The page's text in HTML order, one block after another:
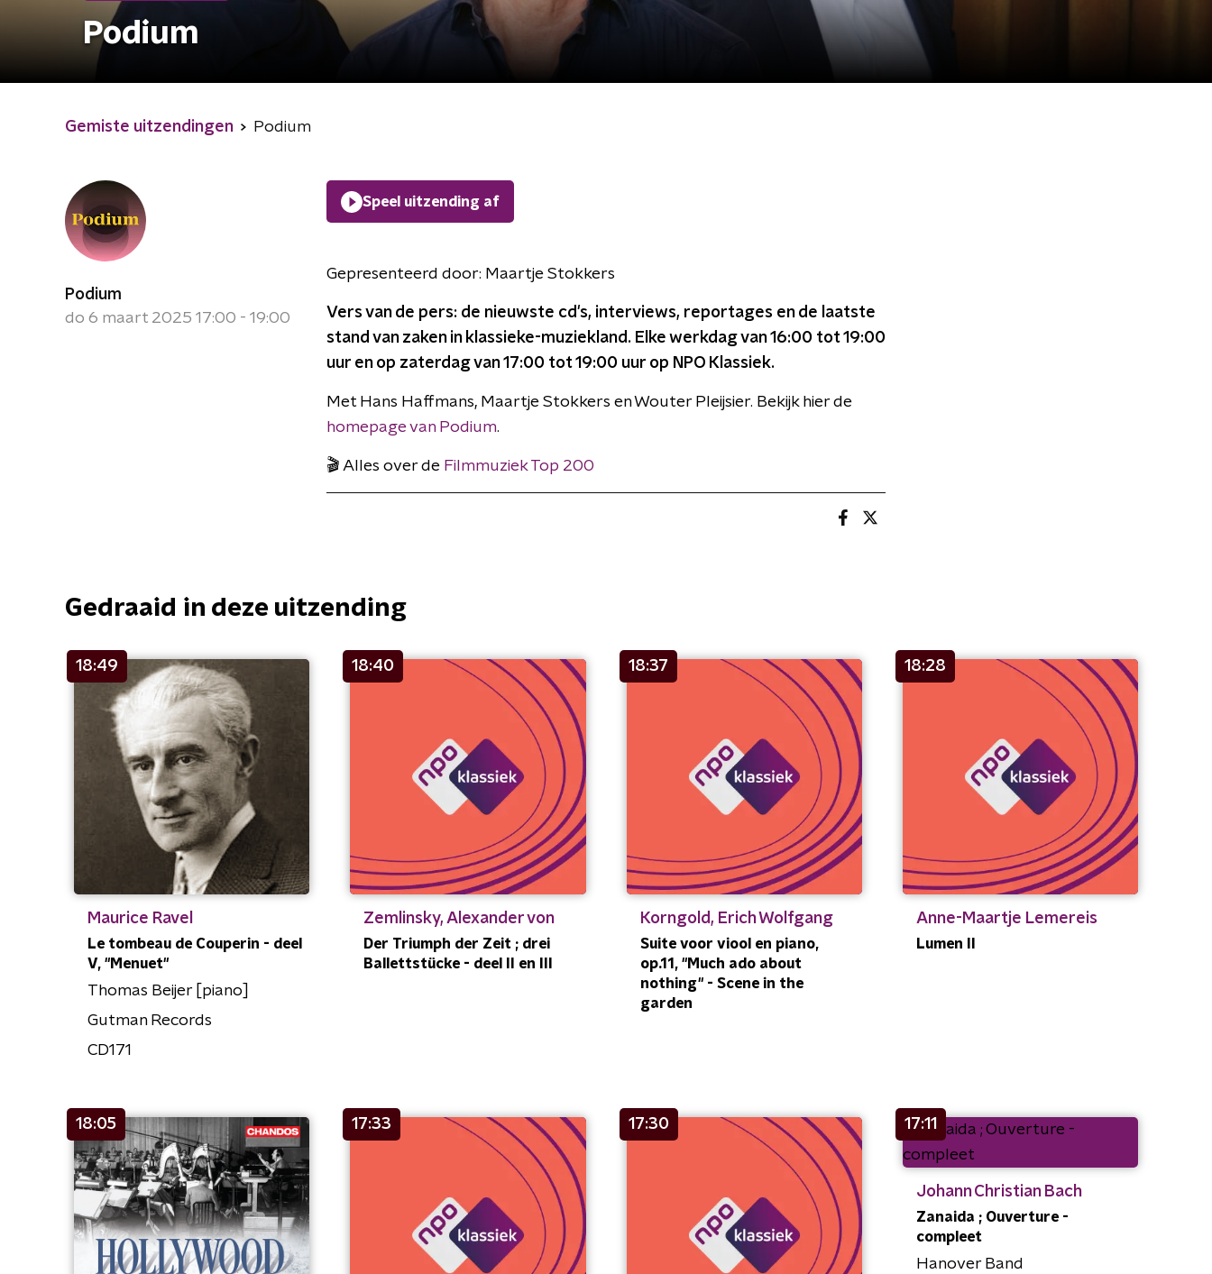
Podium
Gemiste uitzendingen Podium
Podium
do 6 maart 2025 17:00 - 19:00
Speel uitzending af
Gepresenteerd door: Maartje Stokkers
Vers van de pers: de nieuwste cd's, interviews, reportages en de laatste
stand van zaken in klassieke-muziekland. Elke werkdag van 16:00 tot 19:00
uur en op zaterdag van 17:00 tot 19:00 uur op NPO Klassiek.
Met Hans Haffmans, Maartje Stokkers en Wouter Pleijsier. Bekijk hier de
homepage van Podium.
🎬 Alles over de Filmmuziek Top 200
Gedraaid in deze uitzending
18:49
Maurice Ravel
Le tombeau de Couperin - deel
V, "Menuet"
Thomas Beijer [piano]
Gutman Records
CD171
18:40
Zemlinsky, Alexander von
Der Triumph der Zeit ; drei
Ballettstücke - deel II en III
18:37
Korngold, Erich Wolfgang
Suite voor viool en piano,
op.11, "Much ado about
nothing" - Scene in the
garden
18:28
Anne-Maartje Lemereis
Lumen II
18:05 17:33 17:30 17:11
Johann Christian Bach
Zanaida ; Ouverture -
compleet
Hanover Band